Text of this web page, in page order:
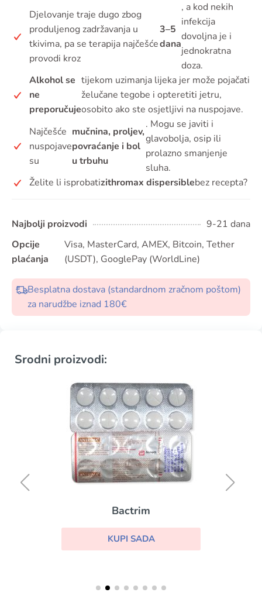
Djelovanje traje dugo zbog
produljenog zadržavanja u
tkivima, pa se terapija najčešće
provodi kroz
3–5
dana
, a kod nekih
infekcija
dovoljna je i
jednokratna
doza.
Alkohol se
ne
preporučuje
tijekom uzimanja lijeka jer može pojačati
želučane tegobe i opteretiti jetru,
osobito ako ste osjetljivi na nuspojave.
Najčešće
nuspojave
su
mučnina, proljev,
povraćanje i bol
u trbuhu
. Mogu se javiti i
glavobolja, osip ili
prolazno smanjenje
sluha.
Želite li isprobatizithromax dispersiblebez recepta?
Najbolji proizvodi
9-21 dana
Opcije
plaćanja
Visa, MasterCard, AMEX, Bitcoin, Tether
(USDT), GooglePay (WorldLine)
Besplatna dostava (standardnom zračnom poštom)
za narudžbe iznad 180€
Srodni proizvodi:
Bactrim
KUPI SADA